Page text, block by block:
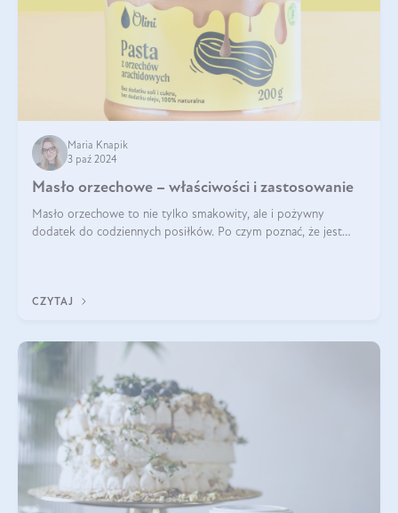
Maria Knapik
3 paź 2024
Masło orzechowe – właściwości i zastosowanie
Masło orzechowe to nie tylko smakowity, ale i pożywny
dodatek do codziennych posiłków. Po czym poznać, że jest
CZYTAJ